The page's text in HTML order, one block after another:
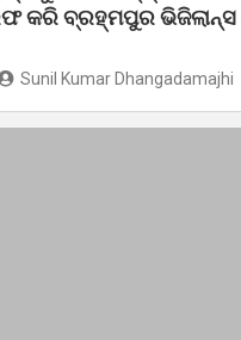
କରି ବ୍ରହ୍ମପୁର ଭିଜିଲାନ୍ସ
Sunil Kumar Dhangadamajhi